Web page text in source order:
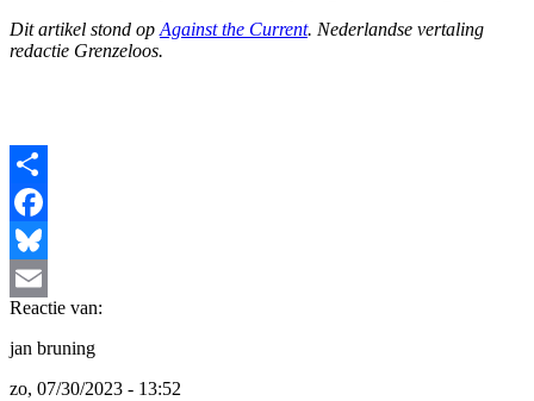
Dit artikel stond op Against the Current. Nederlandse vertaling
redactie Grenzeloos.
Share
Facebook
Bluesky
Email
Reactie van:
jan bruning
zo, 07/30/2023 - 13:52